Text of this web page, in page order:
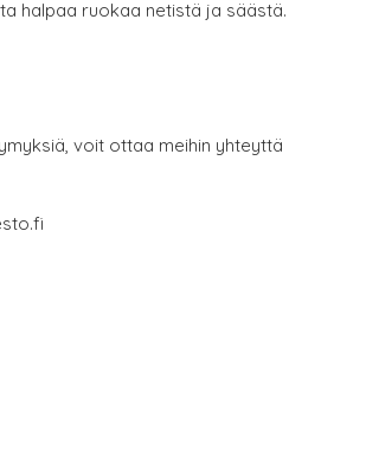
halpaa ruokaa netistä ja säästä.
voit ottaa meihin yhteyttä